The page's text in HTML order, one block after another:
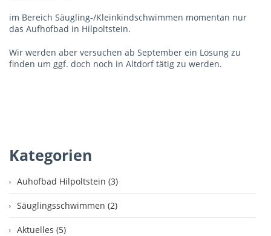
im Bereich Säugling-/Kleinkindschwimmen momentan nur
das Aufhofbad in Hilpoltstein.
Wir werden aber versuchen ab September ein Lösung zu
finden um ggf. doch noch in Altdorf tätig zu werden.
Kategorien
Auhofbad Hilpoltstein (3)
Säuglingsschwimmen (2)
Aktuelles (5)